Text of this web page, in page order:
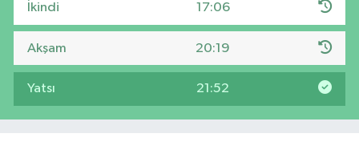
İkindi 17:06
Akşam 20:19
Yatsı 21:52